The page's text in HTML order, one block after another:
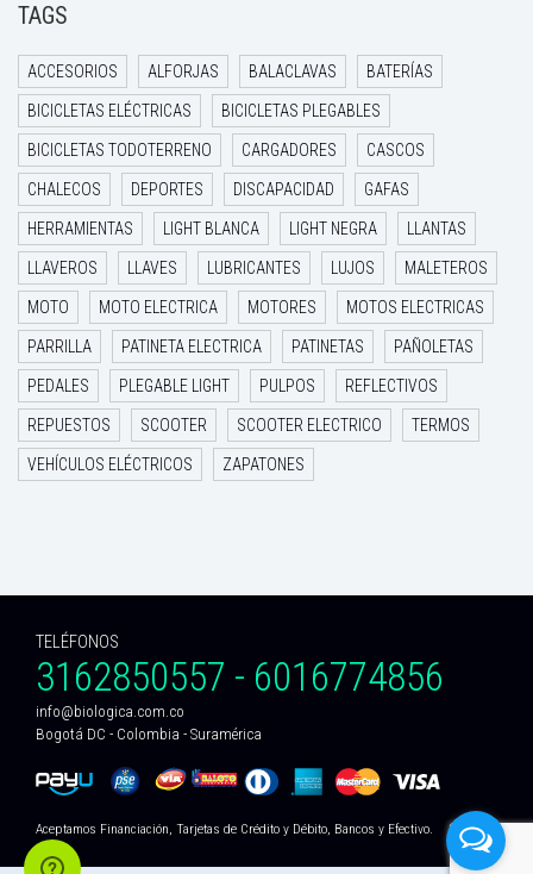
TAGS
ACCESORIOS ALFORJAS BALACLAVAS BATERÍAS
BICICLETAS ELÉCTRICAS BICICLETAS PLEGABLES
BICICLETAS TODOTERRENO CARGADORES CASCOS
CHALECOS DEPORTES DISCAPACIDAD GAFAS
HERRAMIENTAS LIGHT BLANCA LIGHT NEGRA LLANTAS
LLAVEROS LLAVES LUBRICANTES LUJOS MALETEROS
MOTO MOTO ELECTRICA MOTORES MOTOS ELECTRICAS
PARRILLA PATINETA ELECTRICA PATINETAS PAÑOLETAS
PEDALES PLEGABLE LIGHT PULPOS REFLECTIVOS
REPUESTOS SCOOTER SCOOTER ELECTRICO TERMOS
VEHÍCULOS ELÉCTRICOS ZAPATONES
TELÉFONOS
3162850557 - 6016774856
info@biologica.com.co
Bogotá DC - Colombia - Suramérica
Aceptamos Financiación, Tarjetas de Crédito y Débito, Bancos y Efectivo.